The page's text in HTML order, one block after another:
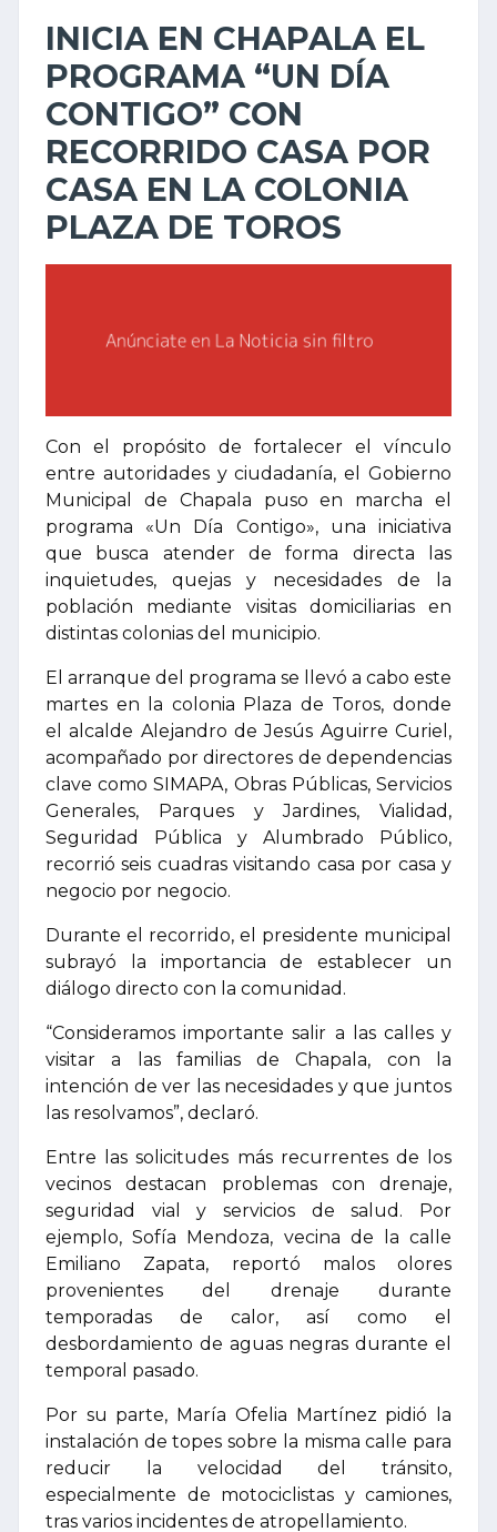
INICIA EN CHAPALA EL
PROGRAMA “UN DÍA
CONTIGO” CON
RECORRIDO CASA POR
CASA EN LA COLONIA
PLAZA DE TOROS
Con el propósito de fortalecer el vínculo
entre autoridades y ciudadanía, el Gobierno
Municipal de Chapala puso en marcha el
programa «Un Día Contigo», una iniciativa
que busca atender de forma directa las
inquietudes, quejas y necesidades de la
población mediante visitas domiciliarias en
distintas colonias del municipio.
El arranque del programa se llevó a cabo este
martes en la colonia Plaza de Toros, donde
el alcalde Alejandro de Jesús Aguirre Curiel,
acompañado por directores de dependencias
clave como SIMAPA, Obras Públicas, Servicios
Generales, Parques y Jardines, Vialidad,
Seguridad Pública y Alumbrado Público,
recorrió seis cuadras visitando casa por casa y
negocio por negocio.
Durante el recorrido, el presidente municipal
subrayó la importancia de establecer un
diálogo directo con la comunidad.
“Consideramos importante salir a las calles y
visitar a las familias de Chapala, con la
intención de ver las necesidades y que juntos
las resolvamos”, declaró.
Entre las solicitudes más recurrentes de los
vecinos destacan problemas con drenaje,
seguridad vial y servicios de salud. Por
ejemplo, Sofía Mendoza, vecina de la calle
Emiliano Zapata, reportó malos olores
provenientes del drenaje durante
temporadas de calor, así como el
desbordamiento de aguas negras durante el
temporal pasado.
Por su parte, María Ofelia Martínez pidió la
instalación de topes sobre la misma calle para
reducir la velocidad del tránsito,
especialmente de motociclistas y camiones,
tras varios incidentes de atropellamiento.